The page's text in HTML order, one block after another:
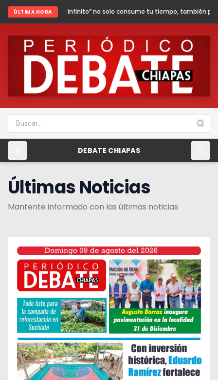
ÚLTIMA HORA
no solo consume tu tiempo, también puede poner en riesgo tu
DEBATE CHIAPAS
Últimas Noticias
Mantente informado con las últimas noticias